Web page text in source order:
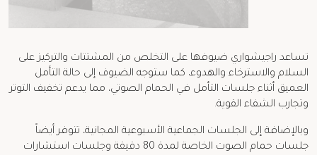
تساعد راجيشواري ضيوفها على التخلص من المشتتات والتركيز على
السلام والاسترخاء والهدوء، كما ستوجه الضيوف إلى حالة التأمل
العميق أثناء جلسات التأمل في الحمام الصوتي، مما يدعم تخفيف التوتر
وتجارب الشفاء القوية.
وبالإضافة إلى الجلسات الجماعية الأسبوعية المجانية، تتوفر أيضاً
جلسات حمام الصوت الخاصة لمدة 80 دقيقة وجلسات استشارات